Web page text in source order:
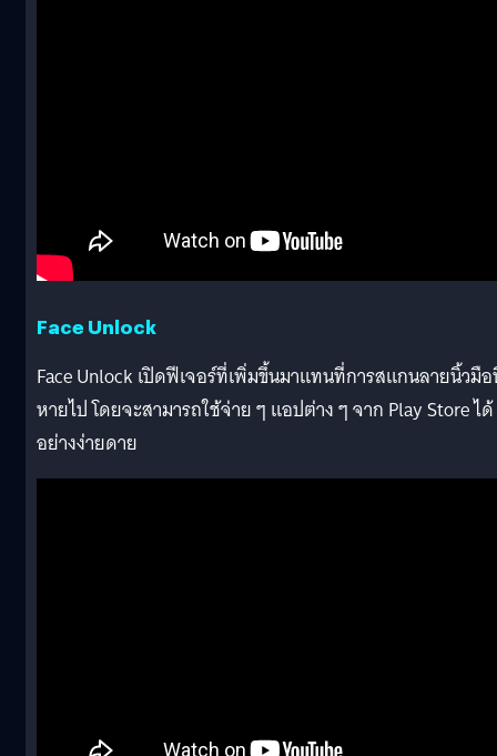
Face Unlock
Face Unlock เปิดฟีเจอร์ที่เพิ่มขึ้นมาแทนที่การสแกนลายนิ้วมื
หายไป โดยจะสามารถใช้จ่าย ๆ แอปต่าง ๆ จาก Play Store ได้
อย่างง่ายดาย